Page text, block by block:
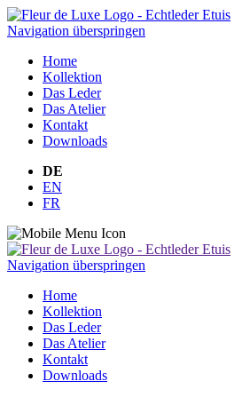
Navigation überspringen
Home
Kollektion
Das Leder
Das Atelier
Kontakt
Downloads
DE
EN
FR
Navigation überspringen
Home
Kollektion
Das Leder
Das Atelier
Kontakt
Downloads